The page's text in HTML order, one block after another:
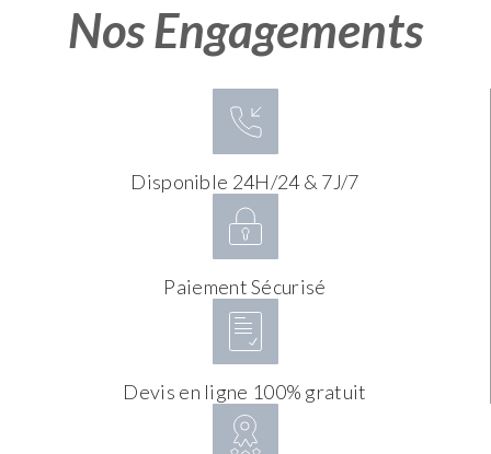
Nos Engagements
Disponible 24H/24 & 7J/7
Paiement Sécurisé
Devis en ligne 100% gratuit